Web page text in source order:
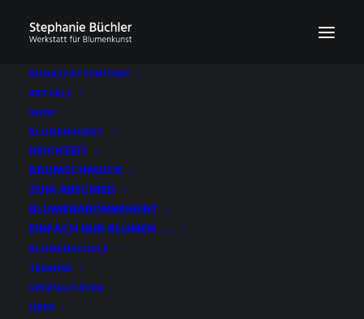
BUGA23 ATTENTION!
AKTUELL
SHOP
BLUMENKUNST
HOCHZEIT
RAUMSCHMUCK
ZUM ABSCHIED
BLUMENABONNEMENT
EINFACH NUR BLUMEN . . .
BLUMENSCHULE
TERMINE
SPEZIALITÄTEN
ÜBER
FILTERS